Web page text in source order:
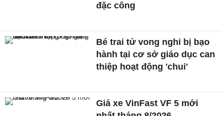
đặc công
Bé trai tử vong nghi bị bạo
hành tại cơ sở giáo dục can
thiệp hoạt động 'chui'
Giá xe VinFast VF 5 mới